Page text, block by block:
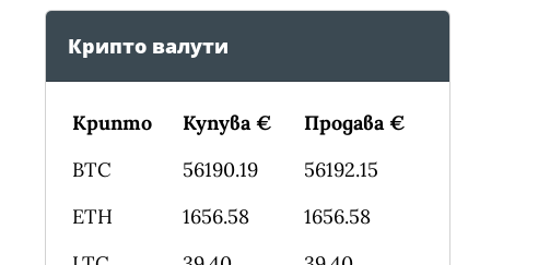
Крипто валути
Крипто Купува €
Продава €
BTC
56190.19
56192.15
ETH
1656.58
1656.58